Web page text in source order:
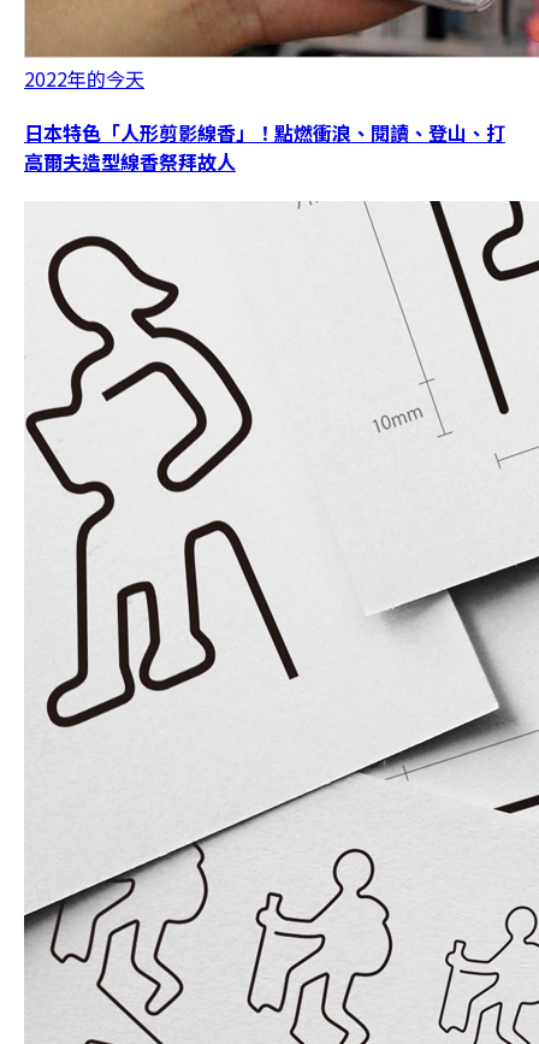
2022年的今天
日本特色「人形剪影線香」！點燃衝浪、閱讀、登山、打
高爾夫造型線香祭拜故人